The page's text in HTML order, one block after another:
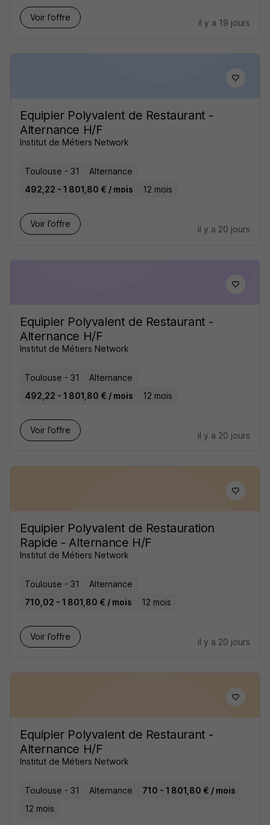
Voir l’offre
il y a 19 jours
Equipier Polyvalent de Restaurant -
Alternance H/F
Institut de Métiers Network
Toulouse - 31
Alternance
492,22 - 1 801,80 € / mois
12 mois
Voir l’offre
il y a 20 jours
Equipier Polyvalent de Restaurant -
Alternance H/F
Institut de Métiers Network
Toulouse - 31
Alternance
492,22 - 1 801,80 € / mois
12 mois
Voir l’offre
il y a 20 jours
Equipier Polyvalent de Restauration
Rapide - Alternance H/F
Institut de Métiers Network
Toulouse - 31
Alternance
710,02 - 1 801,80 € / mois
12 mois
Voir l’offre
il y a 20 jours
Equipier Polyvalent de Restaurant -
Alternance H/F
Institut de Métiers Network
Toulouse - 31 Alternance
710 - 1 801,80 € / mois
12 mois